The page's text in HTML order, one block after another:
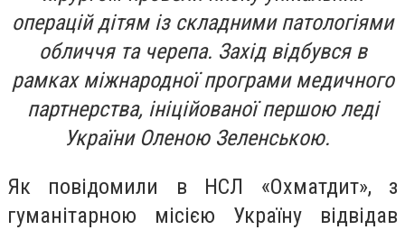
операцій дітям із складними патологіями
обличчя та черепа. Захід відбувся в
рамках міжнародної програми медичного
партнерства, ініційованої першою леді
України Оленою Зеленською.
Як повідомили в НСЛ «Охматдит», з
гуманітарною місією Україну відвідав